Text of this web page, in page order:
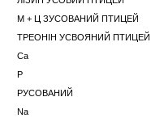
М + Ц ЗУСОВАНИЙ ПТИЦЕЙ
ТРЕОНІН УСВОЯНИЙ ПТИЦЕЙ
Ca
P
PУСОВАНИЙ
Na